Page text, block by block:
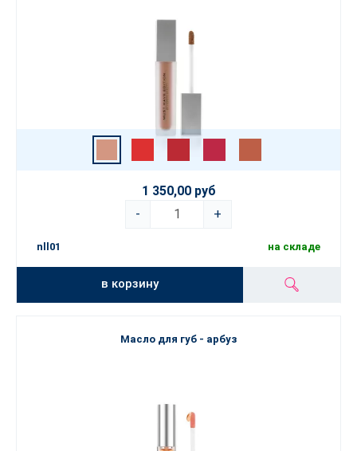
1 350,00 руб
-
+
nll01 на складе
в корзину
Масло для губ - арбуз